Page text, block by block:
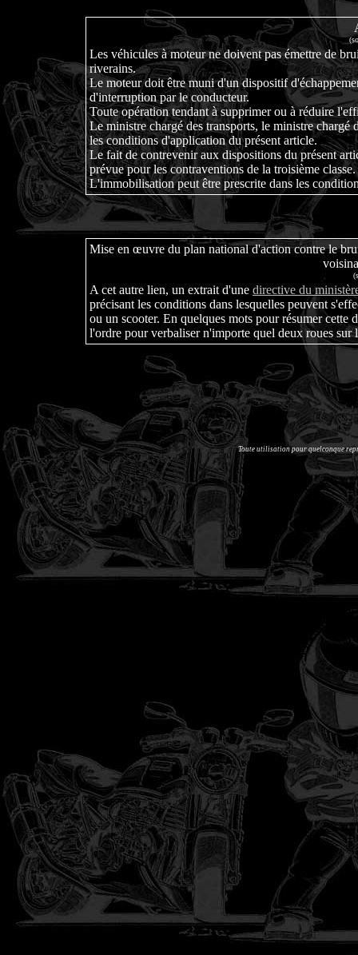
Les véhicules à moteur ne doivent pas émettre de
riverains.
Le moteur doit être muni d'un dispositif
d'interruption par le conducteur.
Toute opération tendant à supprimer ou à réduire
Le ministre chargé des transports, le ministre
les conditions d'application du présent article.
Le fait de contrevenir aux dispositions du présent
prévue pour les contraventions de la troisième classe.
L'immobilisation peut être prescrite dans les
Mise en œuvre du plan national d'action contre le
A cet autre lien, un extrait d'une directive du
précisant les conditions dans lesquelles peuvent
ou un scooter. En quelques mots pour résumer
l'ordre pour verbaliser n'importe quel deux roues sur
Toute utilisation pour quelconque